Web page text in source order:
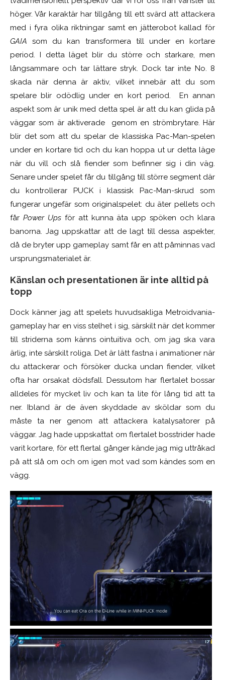
höger. Vår karaktär har tillgång till ett svärd att attackera
med i fyra olika riktningar samt en jätterobot kallad för
GAIA som du kan transformera till under en kortare
period. I detta läget blir du större och starkare, men
långsammare och tar lättare stryk. Dock tar inte No. 8
skada när denna är aktiv, vilket innebär att du som
spelare blir odödlig under en kort period.
En annan
aspekt som är unik med detta spel är att du kan glida på
väggar som är aktiverade genom en strömbrytare. Här
blir det som att du spelar de klassiska Pac-Man-spelen
under en kortare tid och du kan hoppa ut ur detta läge
när du vill och slå fiender som befinner sig i din väg.
Senare under spelet får du tillgång till större segment där
du kontrollerar PUCK i klassisk Pac-Man-skrud som
fungerar ungefär som originalspelet: du äter pellets och
får Power Upsför att kunna äta upp spöken och klara
banorna. Jag uppskattar att de lagt till dessa aspekter,
då de bryter upp gameplay samt får en att påminnas vad
ursprungsmaterialet är.
Känslan och presentationen är inte alltid på
topp
Dock känner jag att spelets huvudsakliga Metroidvania-
gameplay har en viss stelhet i sig, särskilt när det kommer
till striderna som känns ointuitiva och, om jag ska vara
ärlig, inte särskilt roliga. Det är lätt fastna i animationer när
du attackerar och försöker ducka undan fiender, vilket
ofta har orsakat dödsfall. Dessutom har flertalet bossar
alldeles för mycket liv och kan ta lite för lång tidatt ta
ner. Ibland är de även skyddade av sköldar som du
måste ta ner genom att attackera katalysatorer på
väggar. Jag hade uppskattat om flertalet bosstrider hade
varit kortare, för ett flertal gånger kände jag mig uttråkad
på att slå om och om igen mot vad som kändes som en
vägg.